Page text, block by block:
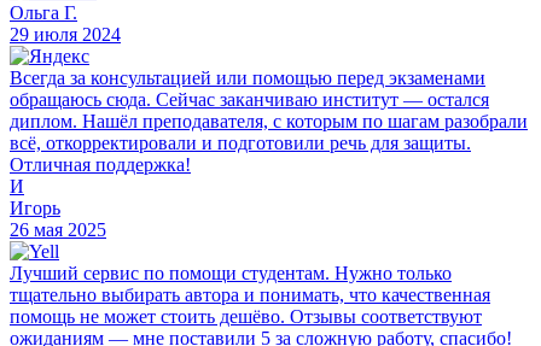
Ольга Г.
29 июля 2024
Всегда за консультацией или помощью перед экзаменами
обращаюсь сюда. Сейчас заканчиваю институт — остался
диплом. Нашёл преподавателя, с которым по шагам разобрали
всё, откорректировали и подготовили речь для защиты.
Отличная поддержка!
И
Игорь
26 мая 2025
Лучший сервис по помощи студентам. Нужно только
тщательно выбирать автора и понимать, что качественная
помощь не может стоить дешёво. Отзывы соответствуют
ожиданиям — мне поставили 5 за сложную работу, спасибо!